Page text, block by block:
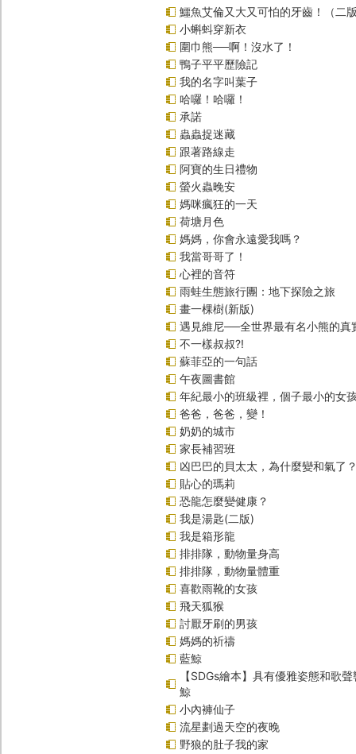
鱷魚艾倫又大又可怕的牙齒！（二
小蝌蚪穿新衣
圍巾熊──啊！沒水了！
鴨子平平歷險記
我的名字叫葉子
哈囉！哈囉！
承諾
蟲蟲捉迷藏
跟著路線走
阿寶的生日禮物
螢火蟲晚安
媽咪瘋狂的一天
荷塘月色
媽媽，你會永遠愛我嗎？
我當哥哥了！
心裡的音符
雨蛙生態旅行團：地下探險之旅
畫一棵樹(新版)
遇見維尼──全世界最有名小熊的真
不一樣叔叔?!
蘇菲亞的一句話
午夜圖書館
年紀最小的班級裡，個子最小的女
爸爸，爸爸，變！
奶奶的城市
家長補習班
凶巴巴的貝太太，為什麼變和氣了
貼心的瑪莉
恐龍怎麼變健康？
我是湯匙(二版)
我是箱形龍
排排隊，動物量身高
排排隊，動物量體重
喜歡雨靴的女孩
飛天狐猴
討厭牙刷的男孩
媽媽的祈禱
藍鯨
【SDGs繪本】具有優雅姿態和歌
鯨
小內褲仙子
流星劃過天空的夜晚
野狼的肚子我的家